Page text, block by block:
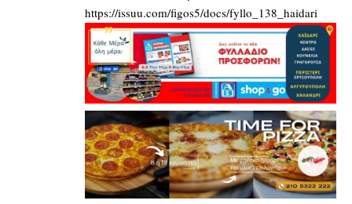
https://issuu.com/figos5/docs/fyllo_138_haidari